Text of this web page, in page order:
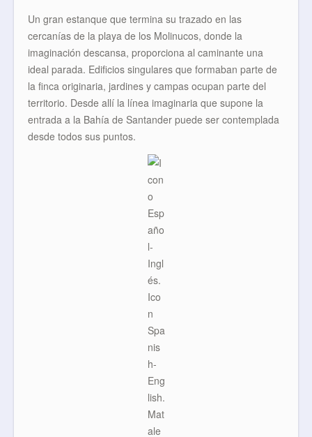
Un gran estanque que termina su trazado en las
cercanías de la playa de los Molinucos, donde la
imaginación descansa, proporciona al caminante una
ideal parada. Edificios singulares que formaban parte de
la finca originaria, jardines y campas ocupan parte del
territorio. Desde allí la línea imaginaria que supone la
entrada a la Bahía de Santander puede ser contemplada
desde todos sus puntos.